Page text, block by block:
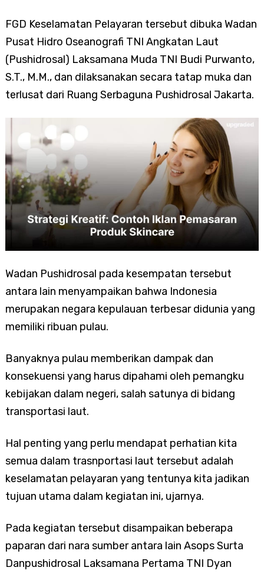
FGD Keselamatan Pelayaran tersebut dibuka Wadan
Pusat Hidro Oseanografi TNI Angkatan Laut
(Pushidrosal) Laksamana Muda TNI Budi Purwanto,
S.T., M.M., dan dilaksanakan secara tatap muka dan
terlusat dari Ruang Serbaguna Pushidrosal Jakarta.
Wadan Pushidrosal pada kesempatan tersebut
antara lain menyampaikan bahwa Indonesia
merupakan negara kepulauan terbesar didunia yang
memiliki ribuan pulau.
Banyaknya pulau memberikan dampak dan
konsekuensi yang harus dipahami oleh pemangku
kebijakan dalam negeri, salah satunya di bidang
transportasi laut.
Hal penting yang perlu mendapat perhatian kita
semua dalam trasnportasi laut tersebut adalah
keselamatan pelayaran yang tentunya kita jadikan
tujuan utama dalam kegiatan ini, ujarnya.
Pada kegiatan tersebut disampaikan beberapa
paparan dari nara sumber antara lain Asops Surta
Danpushidrosal Laksamana Pertama TNI Dyan